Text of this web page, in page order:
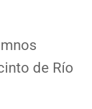
de Río